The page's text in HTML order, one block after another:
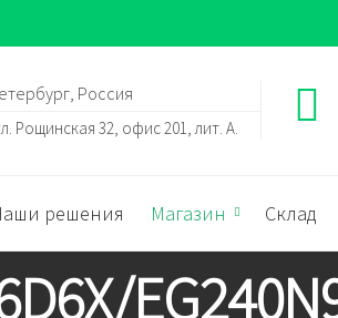
Россия
Рощинская 32, офис 201, лит. А.
решения Магазин Склад